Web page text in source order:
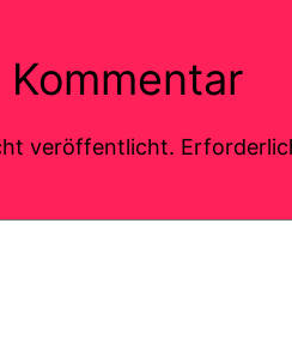
veröffentlicht.